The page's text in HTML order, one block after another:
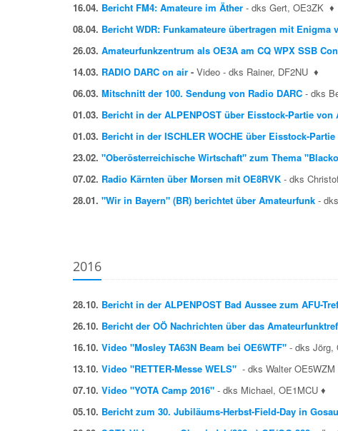
16.04. Bericht FM4: Amateure im Äther - dks Gert, OE3ZK ♦
08.04. Bericht WDR: Funkamateure übertragen mit Enigma
26.03. Amateurfunkzentrum als OE3A am CQ WPX SSB
14.03. RADIO DARC on air - Video - dks Rainer, DF2NU ♦
06.03. Mitschnitt der 100. Sendung von Radio DARC - dks
01.03. Bericht in der ALPENPOST über Eisstock-Partie von
01.03. Bericht in der ISCHLER WOCHE über Eisstock-Partie
23.02. "Oberösterreichische Wirtschaft" zum Thema
07.02. Radio Kärnten über Morsen mit OE8RVK - dks
28.01. "Wir in Bayern" (BR) berichtet über Amateurfunk -
2016
28.10. Bericht in der ALPENPOST Bad Aussee zum AFU-
26.10. Bericht der OÖ Nachrichten über das
16.10. Video "Mosley TA63N Beam bei OE6WTF" - dks Jörg,
13.10. Video "RETTER-Messe WELS" - dks Walter OE5WZM
07.10. Video "YOTA Camp 2016" - dks Michael, OE1MCU ♦
05.10. Bericht zum 30. Jubiläums-Herbst-Field-Day in